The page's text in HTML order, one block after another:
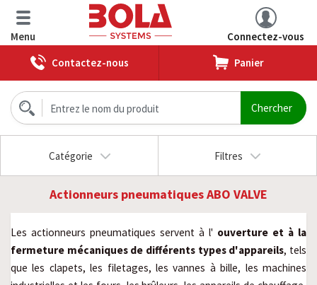
Menu
Connectez-vous
Contactez-nous
Panier
Catégorie Filtres
Actionneurs pneumatiques ABO VALVE
Les actionneurs pneumatiques servent à l' ouverture et à la
fermeture mécaniques de différents types d'appareils, tels
que les clapets, les filetages, les vannes à bille, les machines